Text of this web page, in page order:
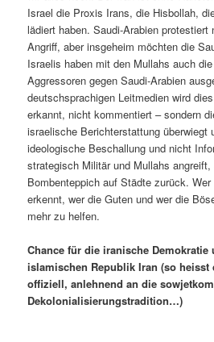
Israel die Proxis Irans, die Hisbollah,
lädiert haben. Saudi-Arabien
Angriff, aber insgeheim möchten die
Israelis haben mit den Mullahs auch
Aggressoren gegen Saudi-Arabien
deutschsprachigen Leitmedien wird
erkannt, nicht kommentiert – sondern
israelische Berichterstattung überwiegt
ideologische Beschallung und nicht
strategisch Militär und Mullahs
Bombenteppich auf Städte zurück.
erkennt, wer die Guten und wer die
mehr zu helfen.
Chance für die iranische
islamischen Republik Iran (so heisst
offiziell, anlehnend an die
Dekolonialisierungstradition…)